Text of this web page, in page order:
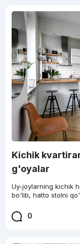
Kichik
g'oyalar
Uy-joylarning kichik
bo'lib, hatto stolni
0